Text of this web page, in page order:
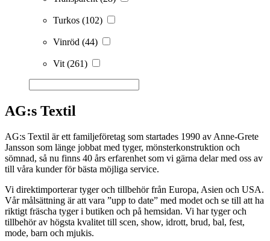
Turkos (102)
Vinröd (44)
Vit (261)
AG:s Textil
AG:s Textil är ett familjeföretag som startades 1990 av Anne-Grete
Jansson som länge jobbat med tyger, mönsterkonstruktion och
sömnad, så nu finns 40 års erfarenhet som vi gärna delar med oss av
till våra kunder för bästa möjliga service.
Vi direktimporterar tyger och tillbehör från Europa, Asien och USA.
Vår målsättning är att vara ”upp to date” med modet och se till att ha
riktigt fräscha tyger i butiken och på hemsidan. Vi har tyger och
tillbehör av högsta kvalitet till scen, show, idrott, brud, bal, fest,
mode, barn och mjukis.